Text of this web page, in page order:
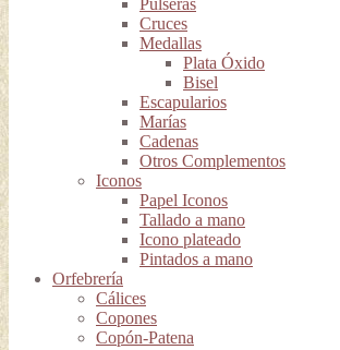
Pulseras
Cruces
Medallas
Plata Óxido
Bisel
Escapularios
Marías
Cadenas
Otros Complementos
Iconos
Papel Iconos
Tallado a mano
Icono plateado
Pintados a mano
Orfebrería
Cálices
Copones
Copón-Patena